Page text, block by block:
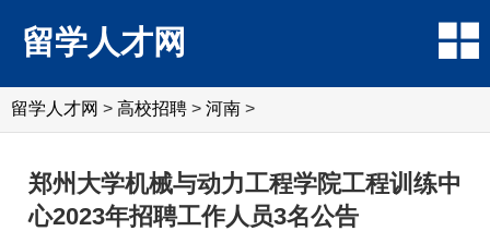
留学人才网
留学人才网 > 高校招聘 > 河南 >
郑州大学机械与动力工程学院工程训练中
心2023年招聘工作人员3名公告